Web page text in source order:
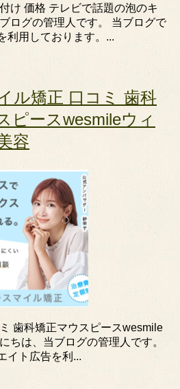
け 価格 テレビで話題の泡のキ
ログの管理人です。 当ブログで
利用しております。...
ル矯正 口コミ 歯科
ピースwesmileウィ
容
歯科矯正マウスピースwesmile
ちは、当ブログの管理人です。
イト広告を利...